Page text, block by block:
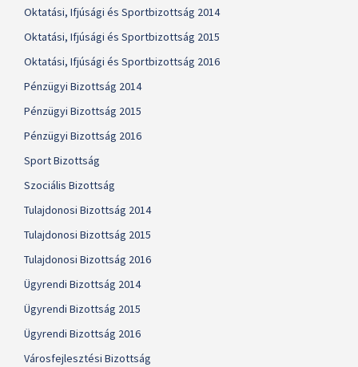
Oktatási, Ifjúsági és Sportbizottság 2014
Oktatási, Ifjúsági és Sportbizottság 2015
Oktatási, Ifjúsági és Sportbizottság 2016
Pénzügyi Bizottság 2014
Pénzügyi Bizottság 2015
Pénzügyi Bizottság 2016
Sport Bizottság
Szociális Bizottság
Tulajdonosi Bizottság 2014
Tulajdonosi Bizottság 2015
Tulajdonosi Bizottság 2016
Ügyrendi Bizottság 2014
Ügyrendi Bizottság 2015
Ügyrendi Bizottság 2016
Városfejlesztési Bizottság